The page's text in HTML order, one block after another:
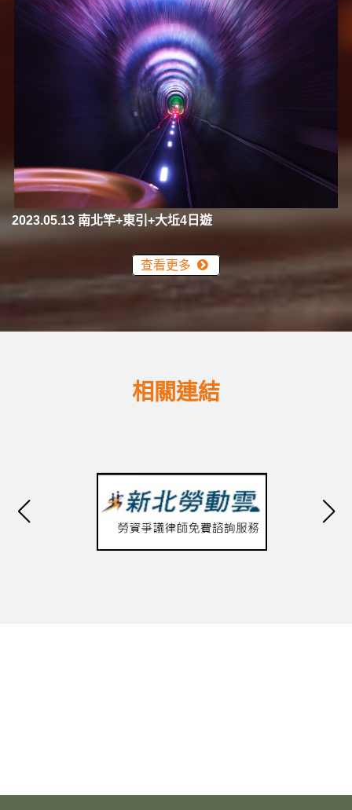
2023.05.13 南北竿+東引+大坵4日遊
查看更多
相關連結